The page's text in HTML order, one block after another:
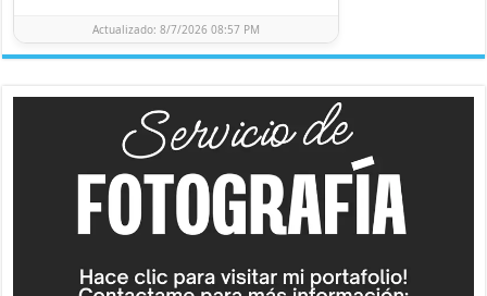
Actualizado: 8/7/2026 08:57 PM